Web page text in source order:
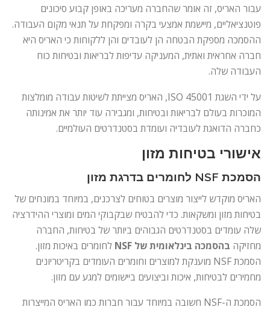
עבור האריס, זה אומר שהחברה מעריכה באופן קבוע סיכונים
פוטנציאליים, מיישמת אמצעי בקרה ומפקחת על תנאי מקום העבודה.
ההסמכה מספקת הבטחה הן לעובדים והן ללקוחות כי האריס היא
חברה אחראית ואתית, המעניקה עדיפות לבריאות ובטיחות כוח
העבודה שלה.
על ידי השגת ISO 45001, האריס מצייתת לשיטות עבודה מומלצות
המוכרות בעולם לבריאות ובטיחות, ומגבירה עוד יותר את אמינותה
כחברה הדואגת לעובדיה ועומדת בסטנדרטים העולמיים.
אישורי בטיחות מזון
הסמכת NSF לחומרים בדרגת מזון
האריס מוקדש לייצור מוצרים בטוחים לצרכנים, במיוחד במונחים של
בטיחות מזון ומשקאות. כדי להבטיח שבקבוקי המים ומוצרי ההידרציה
שלה עומדים בסטנדרטים הגבוהים ביותר של בטיחות, החברה
מחזיקה בהסמכה בינלאומית של NSF
לחומרים באיכות מזון.
הסמכת NSF מוענקת למוצרים וחומרים העומדים בקריטריונים
מחמירים לבטיחות, איכות וביצועים ביישומים למגע עם מזון.
הסמכת ה-NSF חשובה במיוחד עבור חברות כמו האריס המייצרות